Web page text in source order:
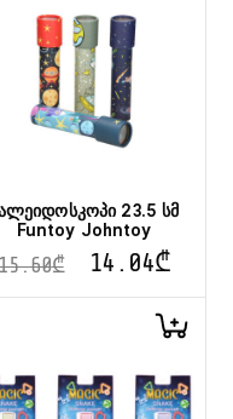
23.5 სმ
Funtoy Johntoy
₾ 14.04₾